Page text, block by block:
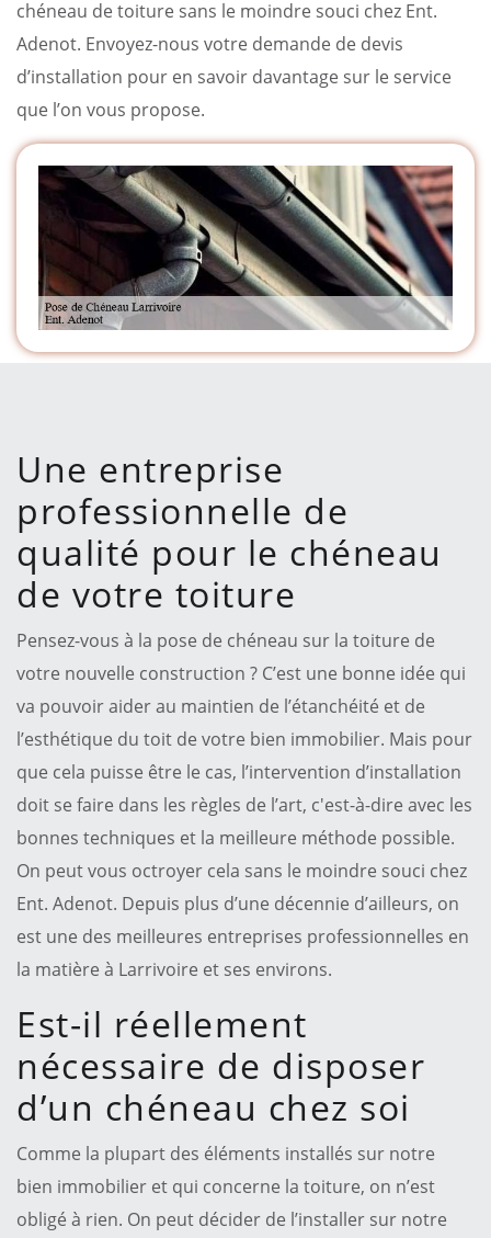
chéneau de toiture sans le moindre souci chez Ent.
Adenot. Envoyez-nous votre demande de devis
d’installation pour en savoir davantage sur le service
que l’on vous propose.
Une entreprise
professionnelle de
qualité pour le chéneau
de votre toiture
Pensez-vous à la pose de chéneau sur la toiture de
votre nouvelle construction ? C’est une bonne idée qui
va pouvoir aider au maintien de l’étanchéité et de
l’esthétique du toit de votre bien immobilier. Mais pour
que cela puisse être le cas, l’intervention d’installation
doit se faire dans les règles de l’art, c'est-à-dire avec les
bonnes techniques et la meilleure méthode possible.
On peut vous octroyer cela sans le moindre souci chez
Ent. Adenot. Depuis plus d’une décennie d’ailleurs, on
est une des meilleures entreprises professionnelles en
la matière à Larrivoire et ses environs.
Est-il réellement
nécessaire de disposer
d’un chéneau chez soi
Comme la plupart des éléments installés sur notre
bien immobilier et qui concerne la toiture, on n’est
obligé à rien. On peut décider de l’installer sur notre